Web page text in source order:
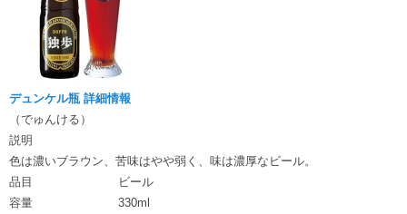
デュンケル瓶 詳細情報
（でゅんける）
説明
色は濃いブラウン、苦味はやや弱く、味は濃厚なビール。
品目
ビール
容量
330ml